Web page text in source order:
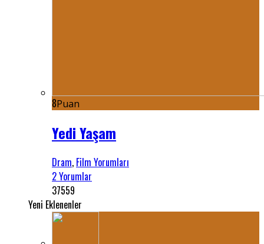
8Puan
Yedi Yaşam
Dram, Film Yorumları
2 Yorumlar
37559
Yeni Eklenenler